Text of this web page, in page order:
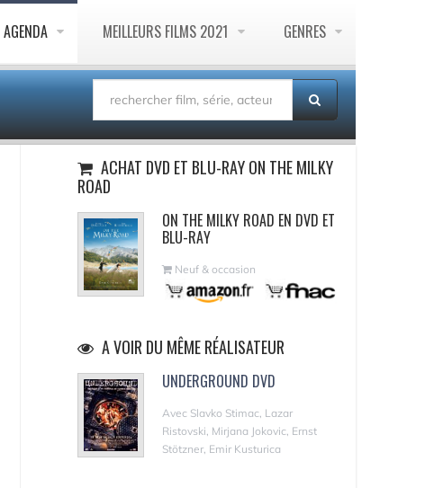
AGENDA MEILLEURS FILMS 2021 GENRES
ACHAT DVD ET BLU-RAY ON THE MILKY
ROAD
ON THE MILKY ROAD EN DVD ET
BLU-RAY
Neuf & occasion
A VOIR DU MÊME RÉALISATEUR
UNDERGROUND DVD
Avec Slavko Stimac, Lazar
Ristovski, Mirjana Jokovic, Ernst
Stötzner, Emir Kusturica